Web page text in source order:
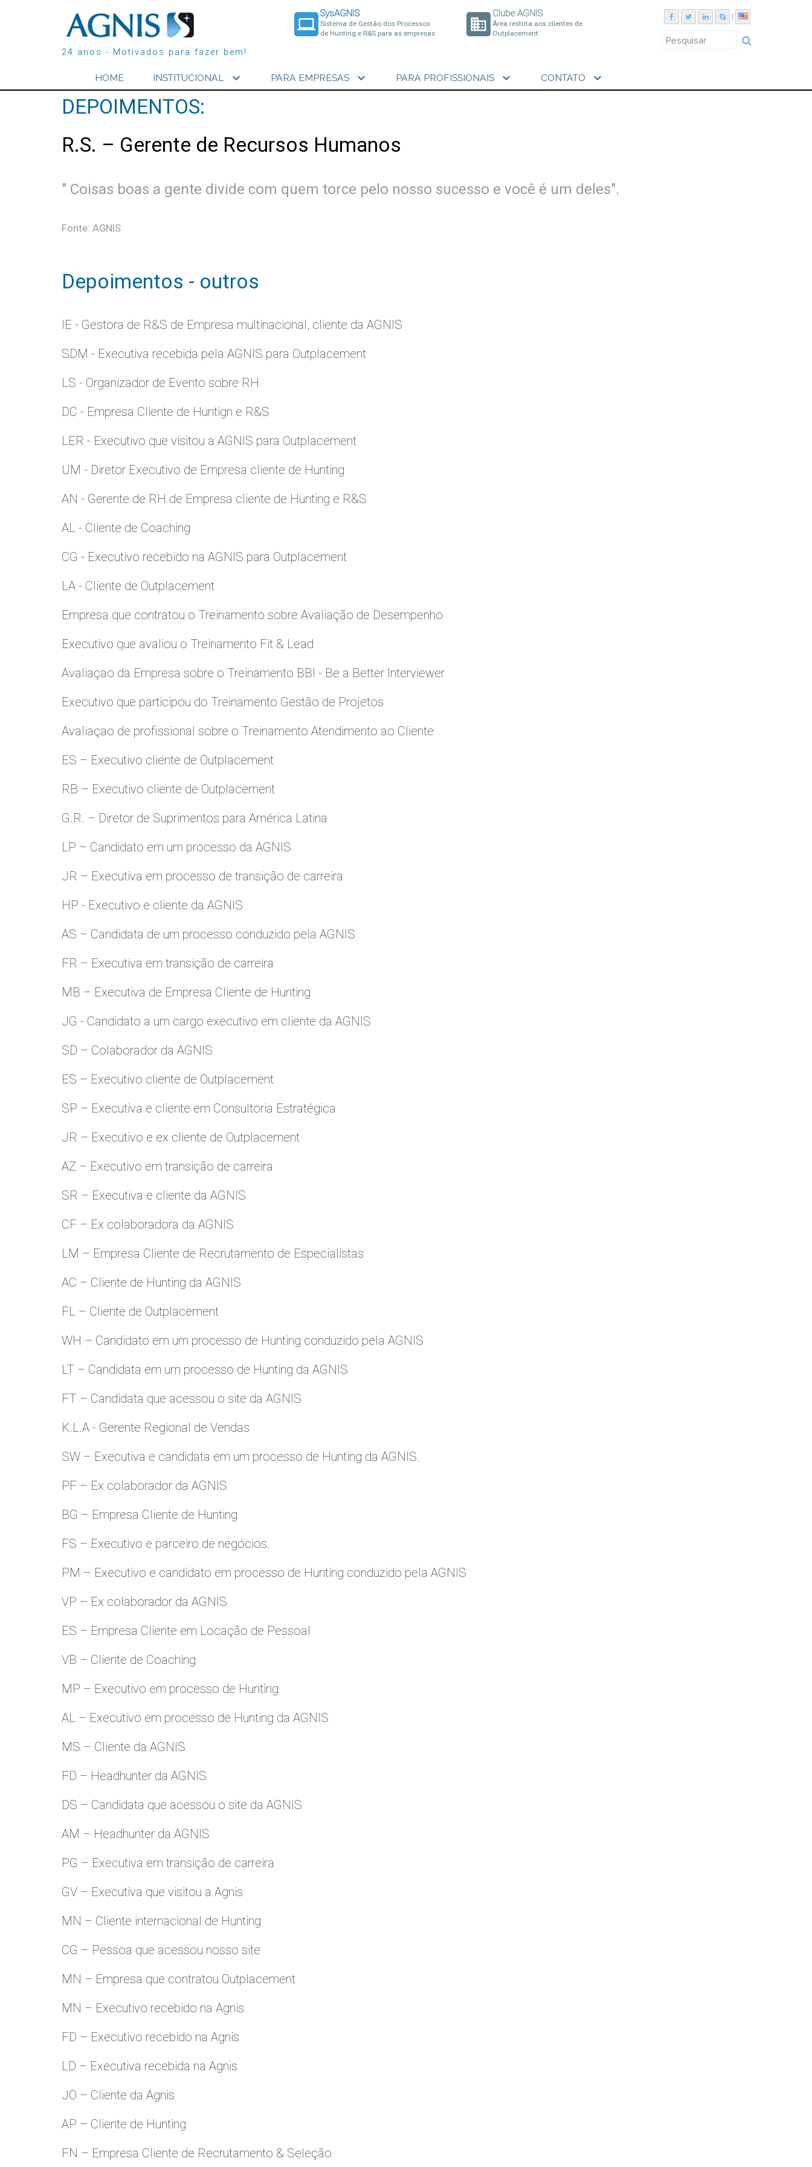
24 anos - Motivados para fazer bem!
laptop
SysAGNIS
Sistema de Gestão dos Processos
de Hunting e R&S para as empresas
business
Clube AGNIS
Área restrita aos clientes de
Outplacement
HOME INSTITUCIONAL expand_more PARA EMPRESAS expand_more PARA PROFISSIONAIS expand_more CONTATO expand_more
DEPOIMENTOS:
R.S. – Gerente de Recursos Humanos
" Coisas boas a gente divide com quem torce pelo nosso sucesso e você é um deles".
Fonte: AGNIS
Depoimentos - outros
IE - Gestora de R&S de Empresa multinacional, cliente da AGNIS
SDM - Executiva recebida pela AGNIS para Outplacement
LS - Organizador de Evento sobre RH
DC - Empresa Cliente de Huntign e R&S
LER - Executivo que visitou a AGNIS para Outplacement
UM - Diretor Executivo de Empresa cliente de Hunting
AN - Gerente de RH de Empresa cliente de Hunting e R&S
AL - Cliente de Coaching
CG - Executivo recebido na AGNIS para Outplacement
LA - Cliente de Outplacement
Empresa que contratou o Treinamento sobre Avaliação de Desempenho
Executivo que avaliou o Treinamento Fit & Lead
Avaliaçao da Empresa sobre o Treinamento BBI - Be a Better Interviewer
Executivo que participou do Treinamento Gestão de Projetos
Avaliaçao de profissional sobre o Treinamento Atendimento ao Cliente
ES – Executivo cliente de Outplacement
RB – Executivo cliente de Outplacement
G.R. – Diretor de Suprimentos para América Latina
LP – Candidato em um processo da AGNIS
JR – Executiva em processo de transição de carreira
HP - Executivo e cliente da AGNIS
AS – Candidata de um processo conduzido pela AGNIS
FR – Executiva em transição de carreira
MB – Executiva de Empresa Cliente de Hunting
JG - Candidato a um cargo executivo em cliente da AGNIS
SD – Colaborador da AGNIS
ES – Executivo cliente de Outplacement
SP – Executiva e cliente em Consultoria Estratégica
JR – Executivo e ex cliente de Outplacement
AZ – Executivo em transição de carreira
SR – Executiva e cliente da AGNIS
CF – Ex colaboradora da AGNIS
LM – Empresa Cliente de Recrutamento de Especialistas
AC – Cliente de Hunting da AGNIS
FL – Cliente de Outplacement
WH – Candidato em um processo de Hunting conduzido pela AGNIS
LT – Candidata em um processo de Hunting da AGNIS
FT – Candidata que acessou o site da AGNIS
K.L.A - Gerente Regional de Vendas
SW – Executiva e candidata em um processo de Hunting da AGNIS.
PF – Ex colaborador da AGNIS
BG – Empresa Cliente de Hunting
FS – Executivo e parceiro de negócios.
PM – Executivo e candidato em processo de Hunting conduzido pela AGNIS
VP – Ex colaborador da AGNIS
ES – Empresa Cliente em Locação de Pessoal
VB – Cliente de Coaching
MP – Executivo em processo de Hunting
AL – Executivo em processo de Hunting da AGNIS
MS – Cliente da AGNIS
FD – Headhunter da AGNIS
DS – Candidata que acessou o site da AGNIS
AM – Headhunter da AGNIS
PG – Executiva em transição de carreira
GV – Executiva que visitou a Agnis
MN – Cliente internacional de Hunting
CG – Pessoa que acessou nosso site
MN – Empresa que contratou Outplacement
MN – Executivo recebido na Agnis
FD – Executivo recebido na Agnis
LD – Executiva recebida na Agnis
JO – Cliente da Agnis
AP – Cliente de Hunting
FN – Empresa Cliente de Recrutamento & Seleção